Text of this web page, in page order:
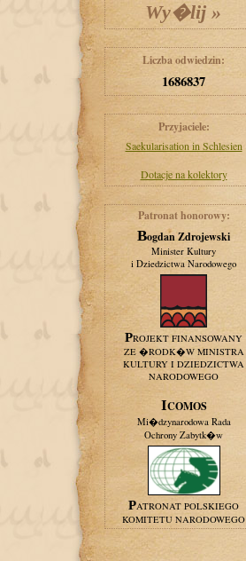
Liczba odwiedzin:
1686837
Przyjaciele:
Saekularisation in Schlesien
Dotacje na kolektory
Patronat honorowy:
Bogdan Zdrojewski
Minister Kultury
i Dziedzictwa Narodowego
PROJEKT FINANSOWANY
ZE �RODK�W MINISTRA
KULTURY I DZIEDZICTWA
NARODOWEGO
ICOMOS
Mi�dzynarodowa Rada
Ochrony Zabytk�w
PATRONAT POLSKIEGO
KOMITETU NARODOWEGO